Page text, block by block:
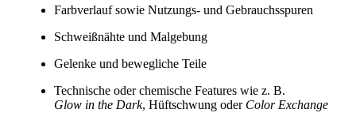
Farbverlauf sowie Nutzungs- und Gebrauchsspuren
Schweißnähte und Malgebung
Gelenke und bewegliche Teile
Technische oder chemische Features wie z. B.
Glow in the Dark, Hüftschwung oder Color Exchange